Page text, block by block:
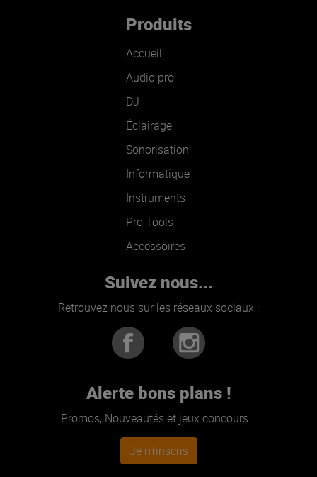
Produits
Accueil
Audio pro
DJ
Éclairage
Sonorisation
Informatique
Instruments
Pro Tools
Accessoires
Suivez nous...
Retrouvez nous sur les réseaux sociaux :
Alerte bons plans !
Promos, Nouveautés et jeux concours...
Je m'inscris